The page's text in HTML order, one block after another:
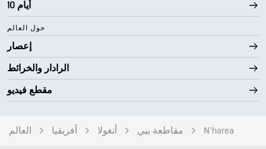
10 أيام
حول العالم
إعصار
الرادار والخرائط
مقطع فيديو
العالم أفريقيا أنغولا مقاطعة بيي N'harea